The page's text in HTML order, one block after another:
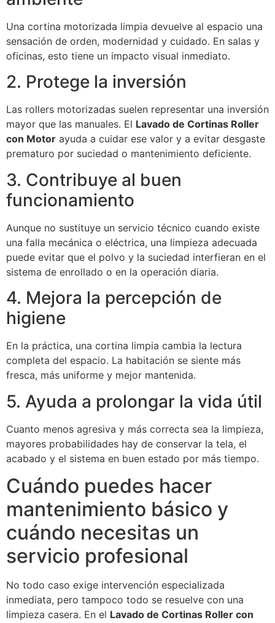
Una cortina motorizada limpia devuelve al espacio una
sensación de orden, modernidad y cuidado. En salas y
oficinas, esto tiene un impacto visual inmediato.
2. Protege la inversión
Las rollers motorizadas suelen representar una inversión
mayor que las manuales. El Lavado de Cortinas Roller
con Motor ayuda a cuidar ese valor y a evitar desgaste
prematuro por suciedad o mantenimiento deficiente.
3. Contribuye al buen
funcionamiento
Aunque no sustituye un servicio técnico cuando existe
una falla mecánica o eléctrica, una limpieza adecuada
puede evitar que el polvo y la suciedad interfieran en el
sistema de enrollado o en la operación diaria.
4. Mejora la percepción de
higiene
En la práctica, una cortina limpia cambia la lectura
completa del espacio. La habitación se siente más
fresca, más uniforme y mejor mantenida.
5. Ayuda a prolongar la vida útil
Cuanto menos agresiva y más correcta sea la limpieza,
mayores probabilidades hay de conservar la tela, el
acabado y el sistema en buen estado por más tiempo.
Cuándo puedes hacer
mantenimiento básico y
cuándo necesitas un
servicio profesional
No todo caso exige intervención especializada
inmediata, pero tampoco todo se resuelve con una
limpieza casera. En el Lavado de Cortinas Roller con